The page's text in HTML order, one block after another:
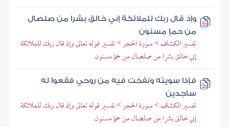
وإذ قال ربك للملائكة إني خالق بشرا من صلصال
من حمإ مسنون
تفسير الكشاف > سورة الحجر > تفسير قوله تعالى وإذ قال ربك للملائكة
إني خالق بشرا من صلصال من حمإ مسنون
فإذا سويته ونفخت فيه من روحي فقعوا له
ساجدين
تفسير الكشاف > سورة الحجر > تفسير قوله تعالى وإذ قال ربك للملائكة
إني خالق بشرا من صلصال من حمإ مسنون